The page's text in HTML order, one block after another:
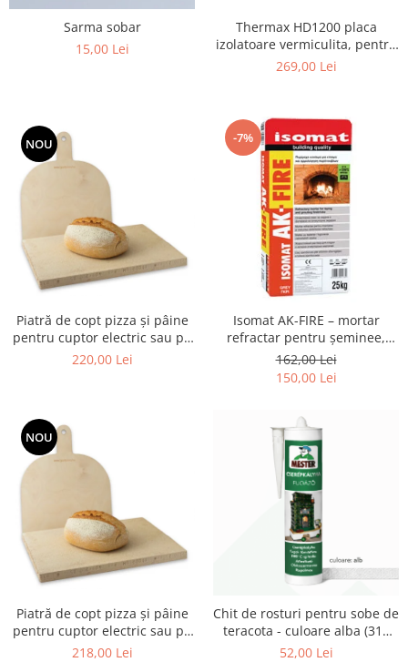
Sarma sobar
15,00 Lei
Thermax HD1200 placa
izolatoare vermiculita, pentru
focare, 500X610X30 mm
269,00 Lei
NOU
Piatră de copt pizza și pâine
pentru cuptor electric sau pe
gaz – set cu paletă din lemn
220,00 Lei
-7%
Isomat AK-FIRE – mortar
refractar pentru șeminee,
grătare și cuptoare – sac 25 kg
162,00 Lei
150,00 Lei
NOU
Piatră de copt pizza și pâine
pentru cuptor electric sau pe
gaz – set cu paletă din lemn
218,00 Lei
Chit de rosturi pentru sobe de
teracota - culoare alba (310
ml)
52,00 Lei